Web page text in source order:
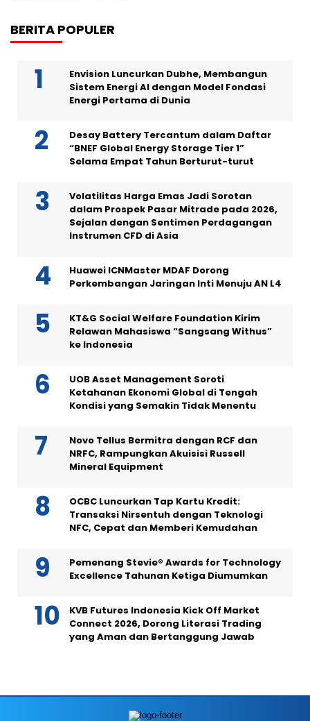
BERITA POPULER
Envision Luncurkan Dubhe, Membangun
Sistem Energi AI dengan Model Fondasi
Energi Pertama di Dunia
Desay Battery Tercantum dalam Daftar
“BNEF Global Energy Storage Tier 1”
Selama Empat Tahun Berturut-turut
Volatilitas Harga Emas Jadi Sorotan
dalam Prospek Pasar Mitrade pada 2026,
Sejalan dengan Sentimen Perdagangan
Instrumen CFD di Asia
Huawei ICNMaster MDAF Dorong
Perkembangan Jaringan Inti Menuju AN L4
KT&G Social Welfare Foundation Kirim
Relawan Mahasiswa “Sangsang Withus”
ke Indonesia
UOB Asset Management Soroti
Ketahanan Ekonomi Global di Tengah
Kondisi yang Semakin Tidak Menentu
Novo Tellus Bermitra dengan RCF dan
NRFC, Rampungkan Akuisisi Russell
Mineral Equipment
OCBC Luncurkan Tap Kartu Kredit:
Transaksi Nirsentuh dengan Teknologi
NFC, Cepat dan Memberi Kemudahan
Pemenang Stevie® Awards for Technology
Excellence Tahunan Ketiga Diumumkan
KVB Futures Indonesia Kick Off Market
Connect 2026, Dorong Literasi Trading
yang Aman dan Bertanggung Jawab